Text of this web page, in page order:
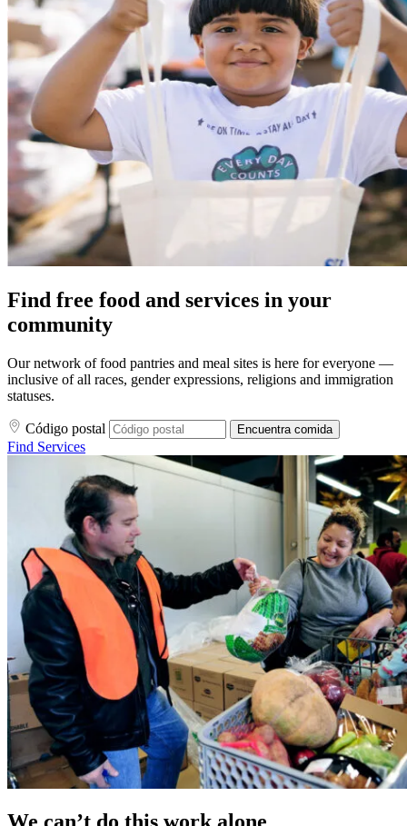
Find free food and services in your
community
Our network of food pantries and meal sites is here for everyone —
inclusive of all races, gender expressions, religions and immigration
statuses.
Código postal Encuentra comida
Find Services